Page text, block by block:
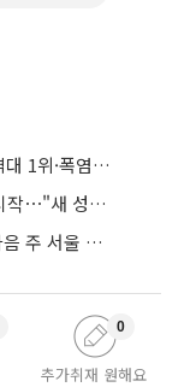
'40도 폭염' 뉴노멀 되나…올해 열대야 역대 1위·폭염일수 평년 3배 넘어
오세훈표 야간경제 '한강 밤핑' 다음 달 시작⋯"새 성장동력 만들 것"
'이중 고기압' 영향에 펄펄 끓는 주말…다음 주 서울 포함 서쪽이 더 덥다
추가취재 원해요
0